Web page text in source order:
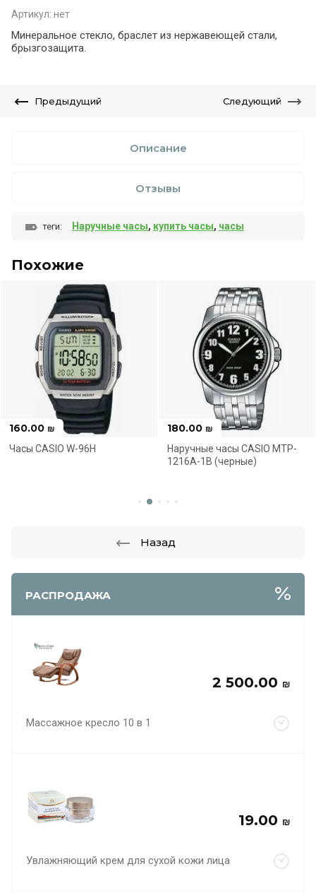
РАСПРОДАЖА
2 500.00 ₪
Массажное кресло 10 в 1
19.00 ₪
Увлажняющий крем для сухой кожи лица
Артикул: нет
Минеральное стекло, браслет из нержавеющей стали,
брызгозащита.
Предыдущий Следующий
Описание
Отзывы
теги: Наручные часы, купить часы, часы
Похожие
Спецпредложение
180.00₪
Наручные часы CASIO MTP-
Спецпредложение
Новинка
400.00₪
Наручные часы
7A
Назад